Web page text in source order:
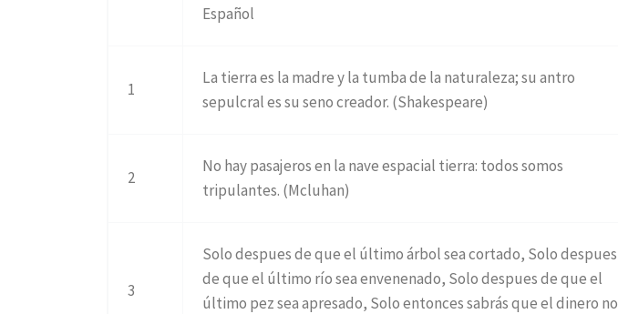
Español
1
La tierra es la madre y la tumba de la naturaleza; su antro
sepulcral es su seno creador. (Shakespeare)
2
No hay pasajeros en la nave espacial tierra: todos somos
tripulantes. (Mcluhan)
3
Solo despues de que el último árbol sea cortado, Solo despues
de que el último río sea envenenado, Solo despues de que el
último pez sea apresado, Solo entonces sabrás que el dinero no